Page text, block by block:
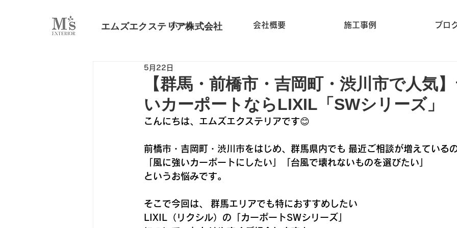
エムズエクステリア株式会社
ホーム 会社概要 施工事例 ブロ
【群馬・前橋市・吉岡町・渋川市で人気
いカーポートならLIXIL「SWシリーズ」
5月22日
こんにちは、エムズエクステリアです😊
前橋市・吉岡町・渋川市をはじめ、群馬県内でも 最近ご相談が増えている
「風に強いカーポートにしたい」「台風で壊れないものを選びたい」
というお悩みです。
そこで今回は、 群馬エリアでも特におすすめしたい
LIXIL（リクシル）の「カーポートSWシリーズ」